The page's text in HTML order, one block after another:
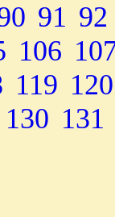
91 92
106
119 120
130 131